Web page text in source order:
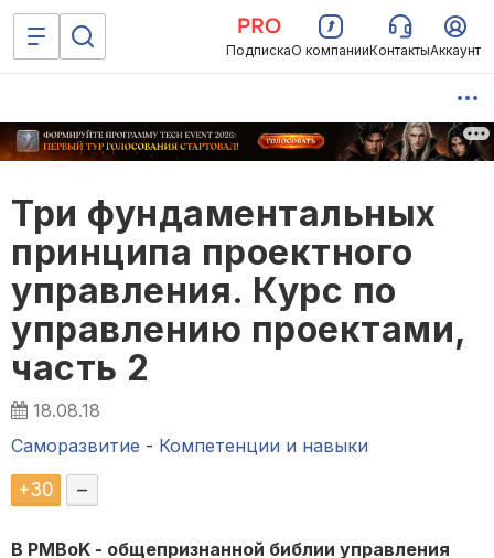
ПодпискаО компанииКонтактыАккаунт
Три фундаментальных
принципа проектного
управления. Курс по
управлению проектами,
часть 2
18.08.18
Саморазвитие - Компетенции и навыки
+30 –
В PMBoK - общепризнанной библии управления